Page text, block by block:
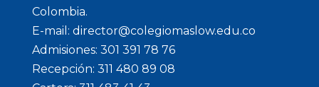
Colombia.
E-mail: director@colegiomaslow.edu.co
Admisiones: 301 391 78 76
Recepción: 311 480 89 08